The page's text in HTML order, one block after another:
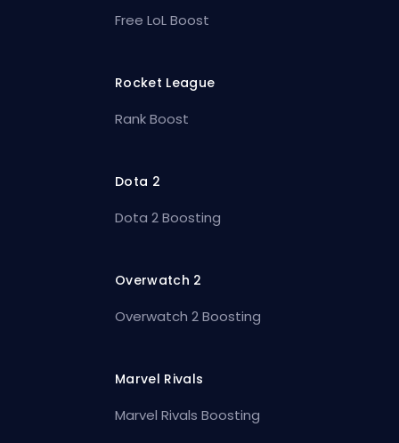
Free LoL Boost
Rocket League
Rank Boost
Dota 2
Dota 2 Boosting
Overwatch 2
Overwatch 2 Boosting
Marvel Rivals
Marvel Rivals Boosting